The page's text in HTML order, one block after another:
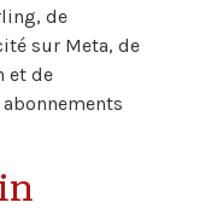
de
sur Meta, de
et de